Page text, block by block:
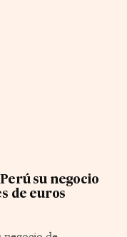
su negocio
de euros